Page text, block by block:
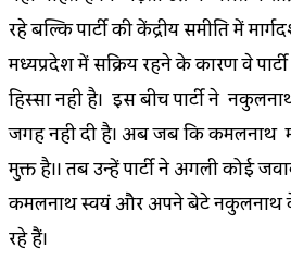
रहे बल्कि पार्टी की केंद्रीय समीति में
मध्यप्रदेश में सक्रिय रहने के कारण वे
हिस्सा नही है। इस बीच पार्टी ने
जगह नही दी है। अब जब कि कमलनाथ
मुक्त है।। तब उन्हें पार्टी ने अगली कोई
कमलनाथ स्वयं और अपने बेटे नकुलनाथ
रहे हैं।